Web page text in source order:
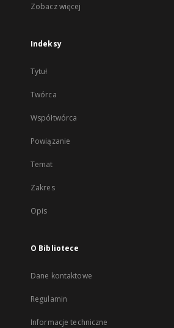
Zobacz więcej
Indeksy
Tytuł
Twórca
Współtwórca
Powiązanie
Temat
Zakres
Opis
O Bibliotece
Dane kontaktowe
Regulamin
Informacje techniczne